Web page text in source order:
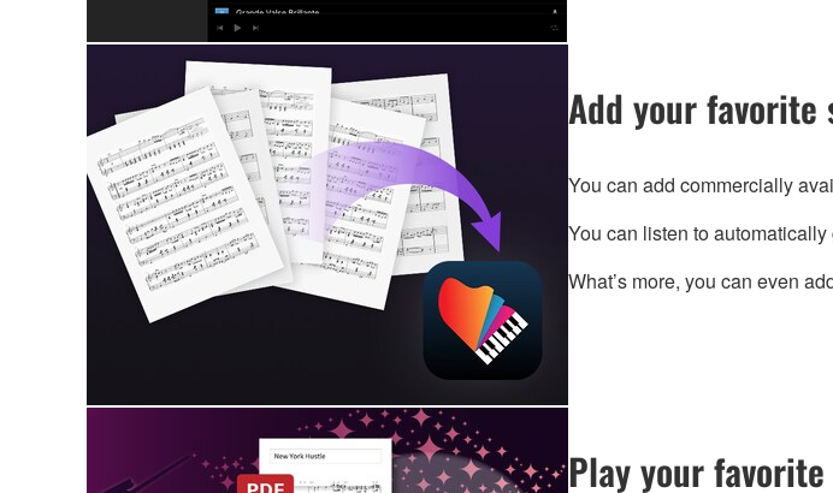
Add your favorite
You can add commercially
You can listen to
What’s more, you can even
Play your